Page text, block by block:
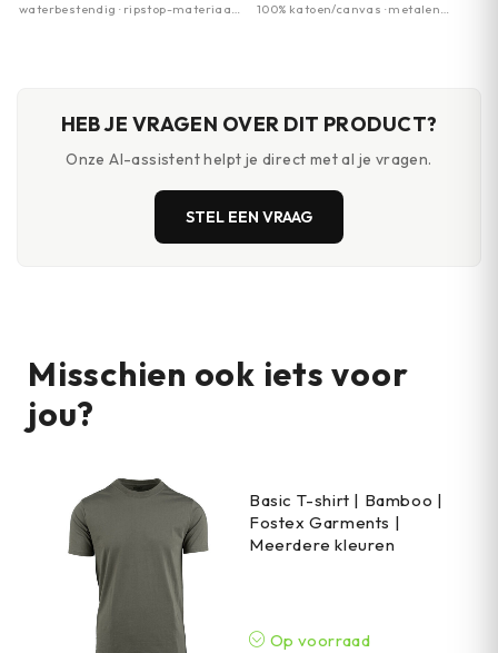
waterbestendig · ripstop-materiaal ·
100% katoen/canvas · metalen
HEB JE VRAGEN OVER DIT PRODUCT?
Onze AI-assistent helpt je direct met al je vragen.
STEL EEN VRAAG
Misschien ook iets voor
jou?
Basic T-shirt | Bamboo |
Fostex Garments |
Meerdere kleuren
Op voorraad